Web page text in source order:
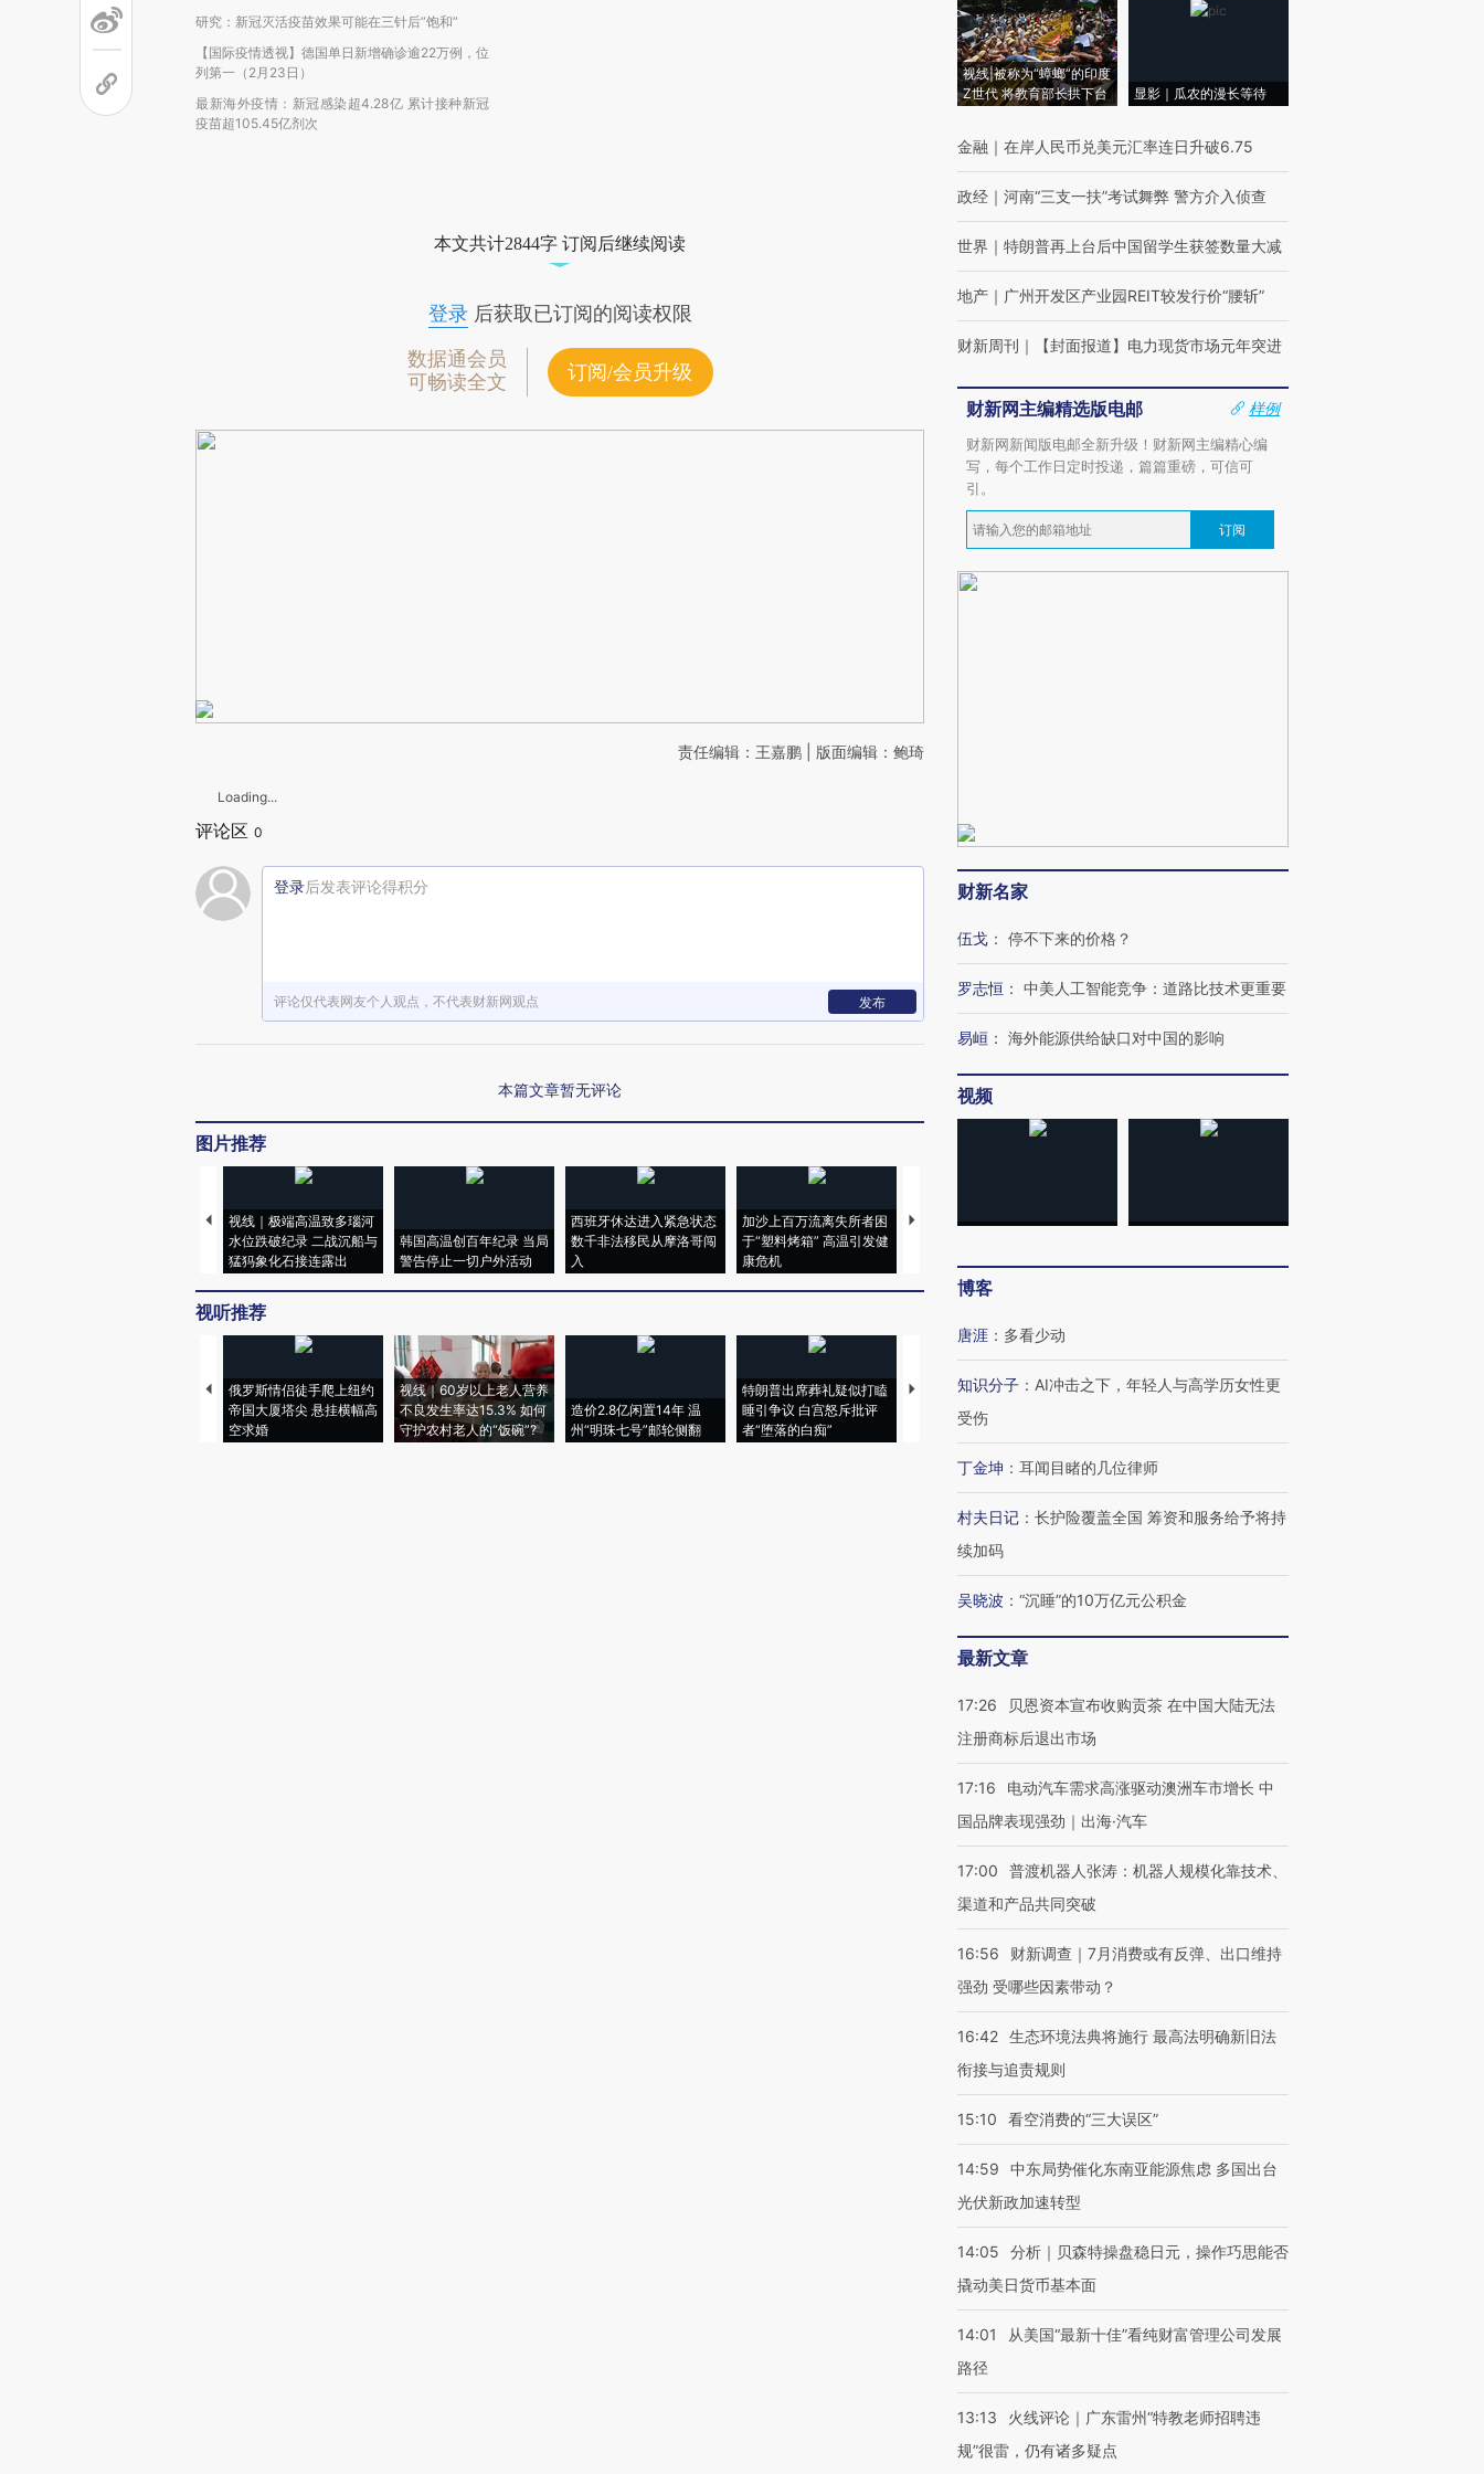
研究：新冠灭活疫苗效果可能在三针后“饱和”
【国际疫情透视】德国单日新增确诊逾22万例，位
列第一（2月23日）
最新海外疫情：新冠感染超4.28亿 累计接种新冠
疫苗超105.45亿剂次
本文共计2844字 订阅后继续阅读
登录后获取已订阅的阅读权限
数据通会员
可畅读全文
订阅/会员升级
责任编辑：王嘉鹏 | 版面编辑：鲍琦
Loading...
评论区 0
登录后发表评论得积分
评论仅代表网友个人观点，不代表财新网观点 发布
本篇文章暂无评论
图片推荐
视线｜极端高温致多瑙河
水位跌破纪录 二战沉船与
猛犸象化石接连露出
韩国高温创百年纪录 当局
警告停止一切户外活动
西班牙休达进入紧急状态
数千非法移民从摩洛哥闯
入
加沙上百万流离失所者困
于“塑料烤箱” 高温引发健
康危机
视线｜HYROX的吸金
马航飞行员跨国走私7万
视线｜被称为“蟑螂”的印
视听推荐
俄罗斯情侣徒手爬上纽约
帝国大厦塔尖 悬挂横幅高
空求婚
视线｜60岁以上老人营养
不良发生率达15.3% 如何
守护农村老人的“饭碗”?
造价2.8亿闲置14年 温
州“明珠七号”邮轮侧翻
特朗普出席葬礼疑似打瞌
睡引争议 白宫怒斥批评
者“堕落的白痴”
视线｜全球最热百城独占
97个 印度如何熬过48°C
视线｜不考竞赛的王虹、
视线|被称为“蟑螂”的印度
Z世代 将教育部长拱下台
显影｜瓜农的漫长等待
金融 ｜ 在岸人民币兑美元汇率连日升破6.75
政经 ｜ 河南“三支一扶”考试舞弊 警方介入侦查
世界 ｜ 特朗普再上台后中国留学生获签数量大减
地产 ｜ 广州开发区产业园REIT较发行价“腰斩”
财新周刊 ｜ 【封面报道】电力现货市场元年突进
财新网主编精选版电邮
样例
财新网新闻版电邮全新升级！财新网主编精心编
写，每个工作日定时投递，篇篇重磅，可信可
引。
订阅
财新名家
伍戈 ： 停不下来的价格？
罗志恒 ： 中美人工智能竞争：道路比技术更重要
易峘 ： 海外能源供给缺口对中国的影响
视频
博客
唐涯 ： 多看少动
知识分子 ： AI冲击之下，年轻人与高学历女性更
受伤
丁金坤 ： 耳闻目睹的几位律师
村夫日记 ： 长护险覆盖全国 筹资和服务给予将持
续加码
吴晓波 ： “沉睡”的10万亿元公积金
最新文章
17:26
贝恩资本宣布收购贡茶 在中国大陆无法
注册商标后退出市场
17:16
电动汽车需求高涨驱动澳洲车市增长 中
国品牌表现强劲｜出海·汽车
17:00
普渡机器人张涛：机器人规模化靠技术、
渠道和产品共同突破
16:56
财新调查｜7月消费或有反弹、出口维持
强劲 受哪些因素带动？
16:42 生态环境法典将施行 最高法明确新旧法
衔接与追责规则
15:10 看空消费的“三大误区”
14:59
中东局势催化东南亚能源焦虑 多国出台
光伏新政加速转型
14:05
分析｜贝森特操盘稳日元，操作巧思能否
撬动美日货币基本面
14:01
从美国“最新十佳”看纯财富管理公司发展
路径
13:13
火线评论｜广东雷州“特教老师招聘违
规”很雷，仍有诸多疑点